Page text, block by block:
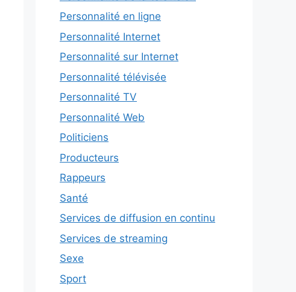
Personnalité en ligne
Personnalité Internet
Personnalité sur Internet
Personnalité télévisée
Personnalité TV
Personnalité Web
Politiciens
Producteurs
Rappeurs
Santé
Services de diffusion en continu
Services de streaming
Sexe
Sport